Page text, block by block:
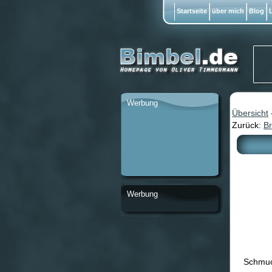
Übersicht
Zurück:
Werbung
Werbung
Startseite über mich Blog